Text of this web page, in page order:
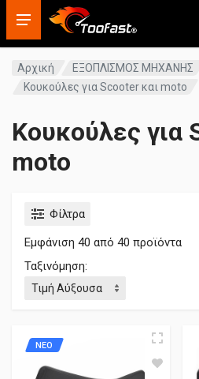
Αρχική
ΕΞΟΠΛΙΣΜΟΣ ΜΗΧΑΝΗΣ
Κουκούλες για Scooter και moto
Κουκούλες για
moto
Φίλτρα
Εμφάνιση 40 από 40 προϊόντα
Ταξινόμηση:
ΝΕΟ